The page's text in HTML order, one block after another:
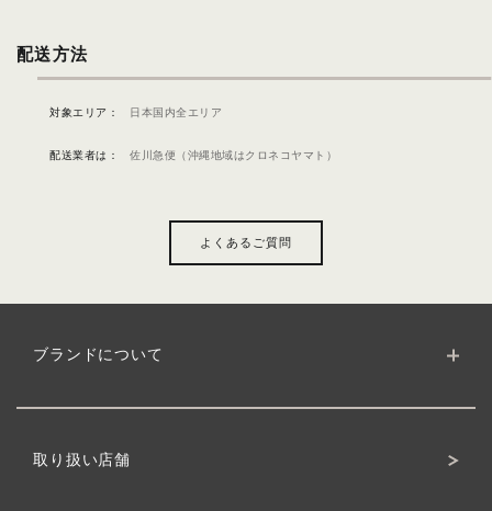
配送方法
対象エリア： 日本国内全エリア
配送業者は： 佐川急便（沖縄地域はクロネコヤマト）
よくあるご質問
ブランドについて
取り扱い店舗